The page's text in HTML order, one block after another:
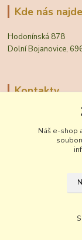
Kde nás
Hodonínská 878
Dolní Bojanovice,
Kontakty
Zákaznická podpora
+420 518
(Po-Pá, 7-15 hod.)
Náš e-shop